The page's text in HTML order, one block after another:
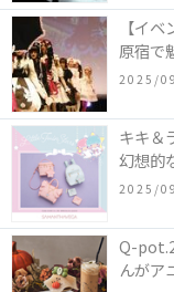
【イ
原宿で
2025/
キキ＆
幻想的
ツイン
2025/
Q-
んがア